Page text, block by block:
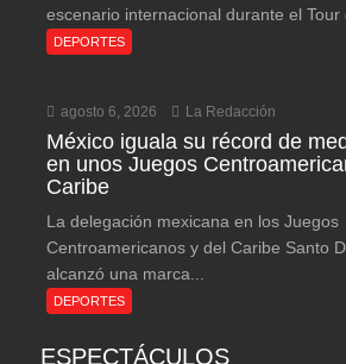
escenario internacional durante el Tour
DEPORTES
agosto 6, 2026 La Redacción
México iguala su récord de
en unos Juegos
Caribe
La delegación mexicana en los Juegos
Centroamericanos y del Caribe Santo
alcanzó una marca...
DEPORTES
ESPECTÁCULOS